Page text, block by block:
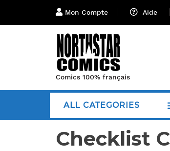
Mon Compte Aide
Comics 100% français
ALL CATEGORIES
Checklist